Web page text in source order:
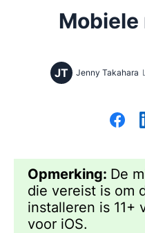
Mobiele
JT Jenny Takahara
Opmerking: De
die vereist is om
installeren is 11+
voor iOS.